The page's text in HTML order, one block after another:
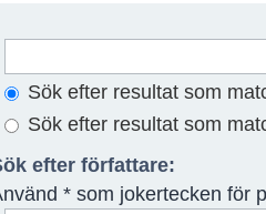
Sök efter resultat som
Sök efter resultat som
efter författare:
* som jokertecken för